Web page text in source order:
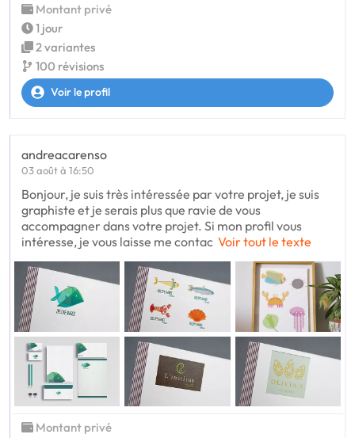
Montant privé
1 jour
2 variantes
100 révisions
Voir le profil
andreacarenso
03 août à 16:50
Bonjour, je suis très intéressée par votre projet, je suis
graphiste et je serais plus que ravie de vous
accompagner dans votre projet. Si mon profil vous
intéresse, je vous laisse me contac Voir tout le texte
Montant privé